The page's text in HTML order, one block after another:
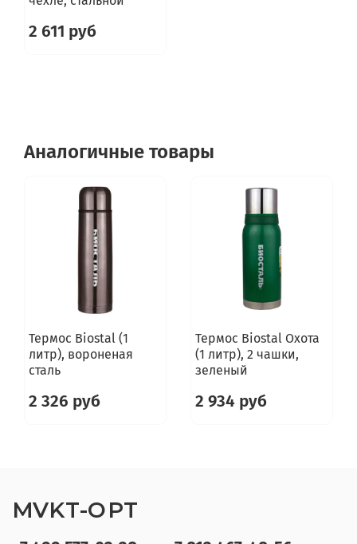
2 611 руб
Аналогичные товары
Термос Biostal (1
литр), вороненая
сталь
2 326 руб
Термос Biostal Охота
(1 литр), 2 чашки,
зеленый
2 934 руб
MVKT-OPT